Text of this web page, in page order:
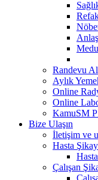
Randevu Al
Aylık
Online
Online
KamuSM
Bize Ulaşın
İletişim ve
Hasta
Çalışan